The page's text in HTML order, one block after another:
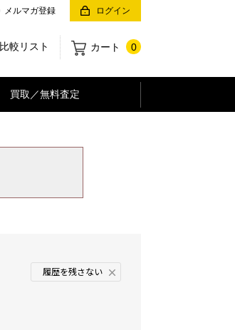
メルマガ登録 ログイン
カート 0
比較リスト
買取／無料査定
履歴を残さない